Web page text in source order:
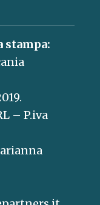
stampa:
– P.iva